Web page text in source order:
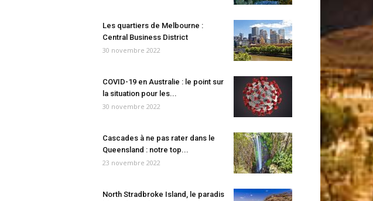
Les quartiers de Melbourne :
Central Business District
30 novembre 2022
COVID-19 en Australie : le point sur
la situation pour les...
30 novembre 2022
Cascades à ne pas rater dans le
Queensland : notre top...
23 novembre 2022
North Stradbroke Island, le paradis